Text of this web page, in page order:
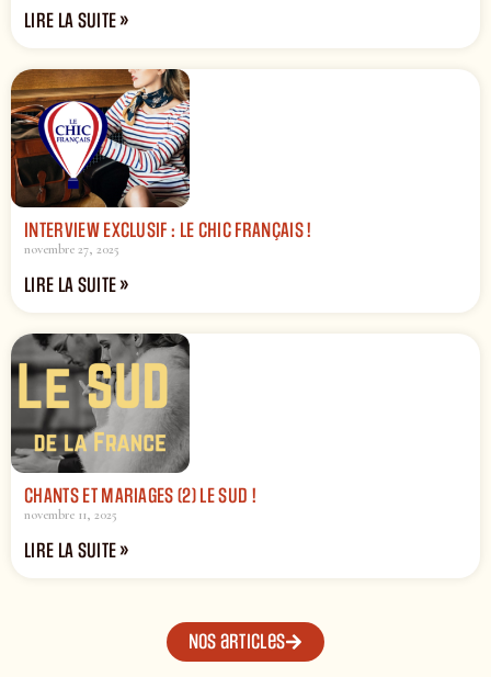
LIRE LA SUITE »
INTERVIEW EXCLUSIF : LE CHIC FRANÇAIS !
novembre 27, 2025
LIRE LA SUITE »
CHANTS ET MARIAGES (2) LE SUD !
novembre 11, 2025
LIRE LA SUITE »
Nos articles